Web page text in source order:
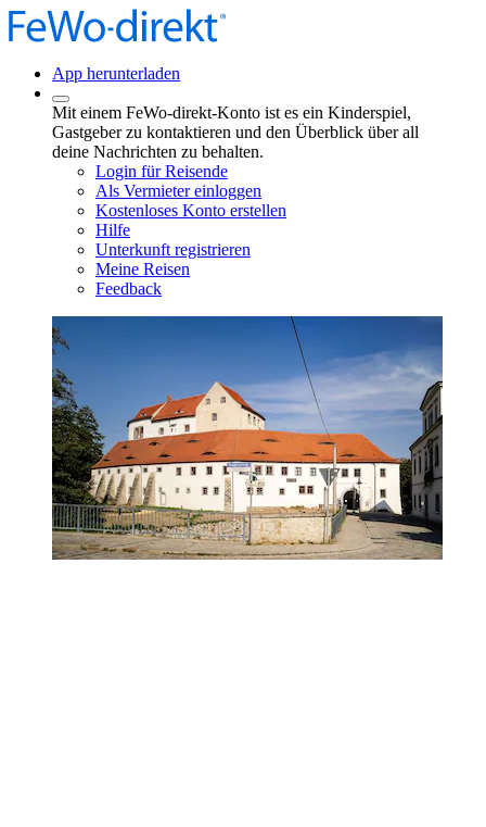
App herunterladen
Mit einem FeWo-direkt-Konto ist es ein Kinderspiel,
Gastgeber zu kontaktieren und den Überblick über all
deine Nachrichten zu behalten.
Login für Reisende
Als Vermieter einloggen
Kostenloses Konto erstellen
Hilfe
Unterkunft registrieren
Meine Reisen
Feedback